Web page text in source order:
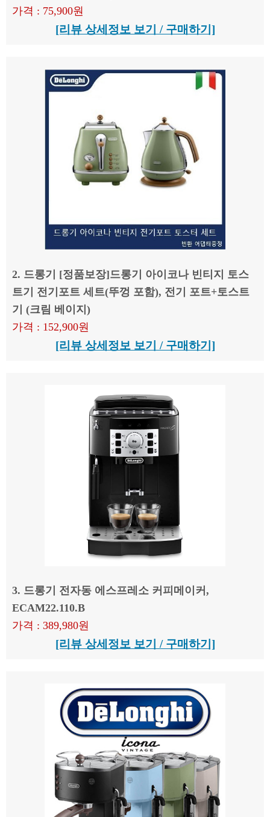
가격 : 75,900원
[리뷰 상세정보 보기 / 구매하기]
2. 드롱기 [정품보장]드롱기 아이코나 빈티지 토스
트기 전기포트 세트(뚜껑 포함), 전기 포트+토스트
기 (크림 베이지)
가격 : 152,900원
[리뷰 상세정보 보기 / 구매하기]
3. 드롱기 전자동 에스프레소 커피메이커,
ECAM22.110.B
가격 : 389,980원
[리뷰 상세정보 보기 / 구매하기]